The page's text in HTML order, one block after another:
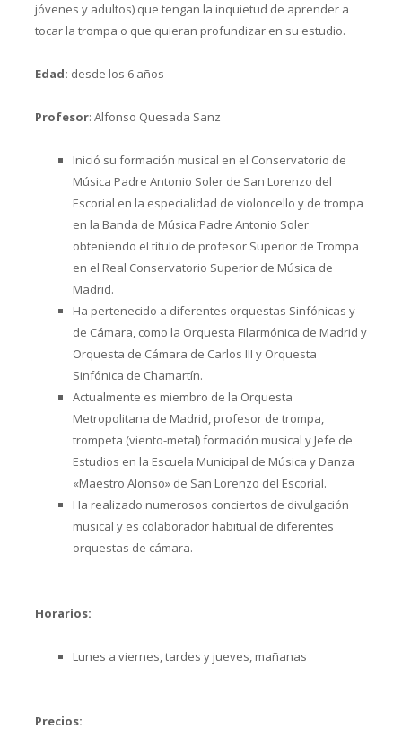
jóvenes y adultos) que tengan la inquietud de aprender a
tocar la trompa o que quieran profundizar en su estudio.
Edad: desde los 6 años
Profesor: Alfonso Quesada Sanz
Inició su formación musical en el Conservatorio de
Música Padre Antonio Soler de San Lorenzo del
Escorial en la especialidad de violoncello y de trompa
en la Banda de Música Padre Antonio Soler
obteniendo el título de profesor Superior de Trompa
en el Real Conservatorio Superior de Música de
Madrid.
Ha pertenecido a diferentes orquestas Sinfónicas y
de Cámara, como la Orquesta Filarmónica de Madrid y
Orquesta de Cámara de Carlos III y Orquesta
Sinfónica de Chamartín.
Actualmente es miembro de la Orquesta
Metropolitana de Madrid, profesor de trompa,
trompeta (viento-metal) formación musical y Jefe de
Estudios en la Escuela Municipal de Música y Danza
«Maestro Alonso» de San Lorenzo del Escorial.
Ha realizado numerosos conciertos de divulgación
musical y es colaborador habitual de diferentes
orquestas de cámara.
Horarios:
Lunes a viernes, tardes y jueves, mañanas
Precios: